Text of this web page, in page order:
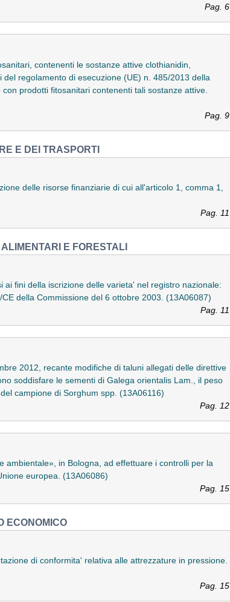
Pag. 6
contenenti le sostanze attive clothianidin,
regolamento di esecuzione (UE) n. 485/2013 della
prodotti fitosanitari contenenti tali sostanze attive.
Pag. 9
E DEI TRASPORTI
delle risorse finanziarie di cui all'articolo 1, comma 1,
Pag. 11
E FORESTALI
fini della iscrizione delle varieta' nel registro nazionale:
della Commissione del 6 ottobre 2003. (13A06087)
Pag. 11
2012, recante modifiche di taluni allegati delle direttive
soddisfare le sementi di Galega orientalis Lam., il peso
campione di Sorghum spp. (13A06116)
Pag. 12
ambientale», in Bologna, ad effettuare i controlli per la
europea. (13A06086)
Pag. 15
ECONOMICO
di conformita' relativa alle attrezzature in pressione.
Pag. 15